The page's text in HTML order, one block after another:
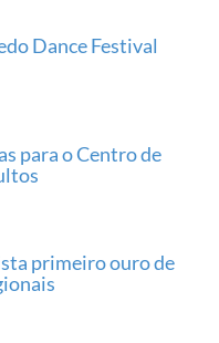
Dance Festival
para o Centro de
primeiro ouro de